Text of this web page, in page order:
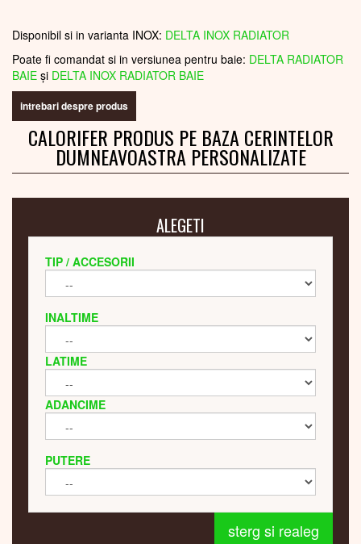
Disponibil si in varianta INOX: DELTA INOX RADIATOR
Poate fi comandat si in versiunea pentru baie: DELTA RADIATOR
BAIE și DELTA INOX RADIATOR BAIE
intrebari despre produs
CALORIFER PRODUS PE BAZA CERINTELOR
DUMNEAVOASTRA PERSONALIZATE
ALEGETI
TIP / ACCESORII
INALTIME
LATIME
ADANCIME
PUTERE
sterg si realeg